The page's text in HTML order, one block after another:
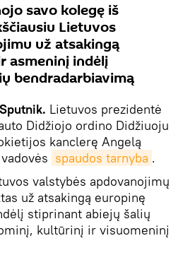
savo kolegę iš
Lietuvos
už atsakingą
asmeninį indėlį
bendradarbiavimą
Lietuvos prezidentė
Didžiojo ordino Didžiuoju
kanclerę Angelą
spaudos tarnyba .
valstybės apdovanojimų
už atsakingą europinę
stiprinant abiejų šalių
kultūrinį ir visuomeninį